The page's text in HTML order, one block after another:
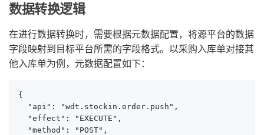
数据转换逻辑
在进行数据转换时，需要根据元数据配置，将源平台的数据
字段映射到目标平台所需的字段格式。以采购入库单对接其
他入库单为例，元数据配置如下：
{
  "api": "wdt.stockin.order.push",
  "effect": "EXECUTE",
  "method": "POST",